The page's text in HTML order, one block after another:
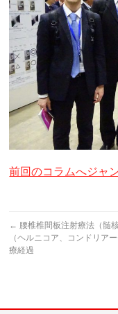
前回のコラムへジャ
← 腰椎椎間板注射療法（髄
（ヘルニコア、コンドリア
療経過